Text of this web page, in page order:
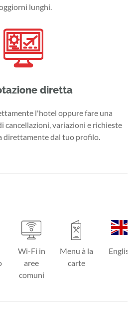
lunghi.
diretta
l'hotel oppure fare una
cancellazioni, variazioni e richieste
direttamente dal tuo profilo.
Wi-Fi in
aree
comuni
Menu à la
carte
English